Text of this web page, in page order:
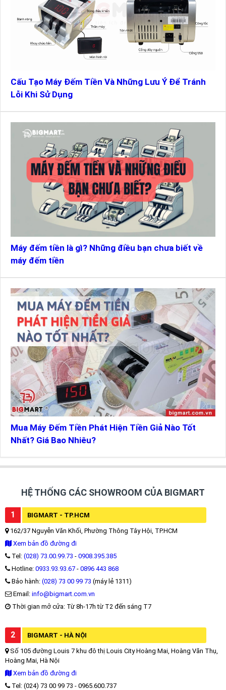
Cấu Tạo Máy Đếm Tiền Và Những Lưu Ý Để Tránh
Lỗi Khi Sử Dụng
Máy đếm tiền là gì? Những điều bạn chưa biết về
máy đếm tiền
Mua Máy Đếm Tiền Phát Hiện Tiền Giả Nào Tốt
Nhất? Giá Bao Nhiêu?
HỆ THỐNG CÁC SHOWROOM CỦA BIGMART
1 BIGMART - TP.HCM
162/37 Nguyễn Văn Khối, Phường Thông Tây Hội, TP.HCM
Xem bản đồ đường đi
Tel: (028) 73.00.99.73 - 0908.395.385
Hotline: 0933.93.93.67 - 0896 443 868
Bảo hành: (028) 73 00 99 73 (máy lẻ 1311)
Email: info@bigmart.com.vn
Thời gian mở cửa: Từ 8h-17h từ T2 đến sáng T7
2 BIGMART - HÀ NỘI
Số 105 đường Louis 7 khu đô thị Louis City Hoàng Mai, Hoàng Văn Thụ,
Hoàng Mai, Hà Nội
Xem bản đồ đường đi
Tel: (024) 73 00 99 73 - 0965.600.737